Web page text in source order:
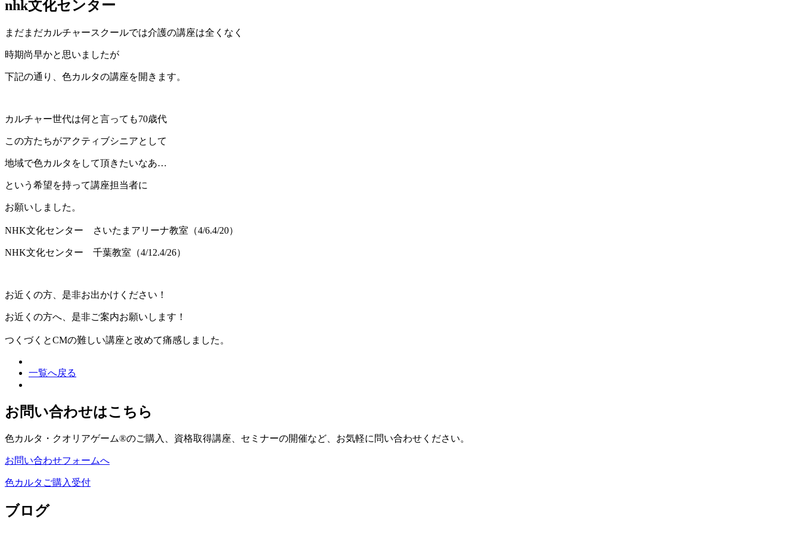
nhk文化センター
まだまだカルチャースクールでは介護の講座は全くなく
時期尚早かと思いましたが
下記の通り、色カルタの講座を開きます。
カルチャー世代は何と言っても70歳代
この方たちがアクティブシニアとして
地域で色カルタをして頂きたいなあ…
という希望を持って講座担当者に
お願いしました。
NHK文化センター さいたまアリーナ教室（4/6.4/20）
NHK文化センター 千葉教室（4/12.4/26）
お近くの方、是非お出かけください！
お近くの方へ、是非ご案内お願いします！
つくづくとCMの難しい講座と改めて痛感しました。
一覧へ戻る
お問い合わせはこちら
色カルタ・クオリアゲーム®のご購入、資格取得講座、セミナーの開催など、お気軽に問い合わせください。
お問い合わせフォームへ
色カルタご購入受付
ブログ